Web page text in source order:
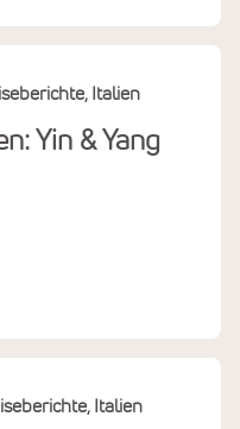
Yin & Yang
Italien
Italien